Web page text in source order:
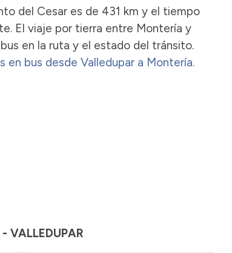
del Cesar es de 431 km y el tiempo
El viaje por tierra entre Montería y
en la ruta y el estado del tránsito.
en bus desde Valledupar a Montería.
VALLEDUPAR